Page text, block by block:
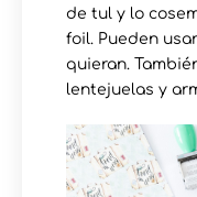
de tul y lo
foil. Pueden
quieran.
lentejuelas y